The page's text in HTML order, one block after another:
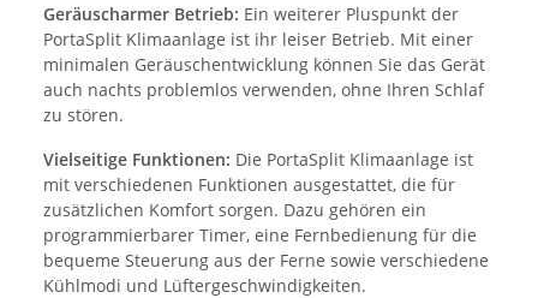
Geräuscharmer Betrieb: Ein weiterer Pluspunkt der
PortaSplit Klimaanlage ist ihr leiser Betrieb. Mit einer
minimalen Geräuschentwicklung können Sie das Gerät
auch nachts problemlos verwenden, ohne Ihren Schlaf
zu stören.
Vielseitige Funktionen: Die PortaSplit Klimaanlage ist
mit verschiedenen Funktionen ausgestattet, die für
zusätzlichen Komfort sorgen. Dazu gehören ein
programmierbarer Timer, eine Fernbedienung für die
bequeme Steuerung aus der Ferne sowie verschiedene
Kühlmodi und Lüftergeschwindigkeiten.